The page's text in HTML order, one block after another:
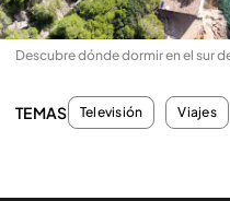
Descubre dónde dormir en el sur
TEMAS Televisión Viajes